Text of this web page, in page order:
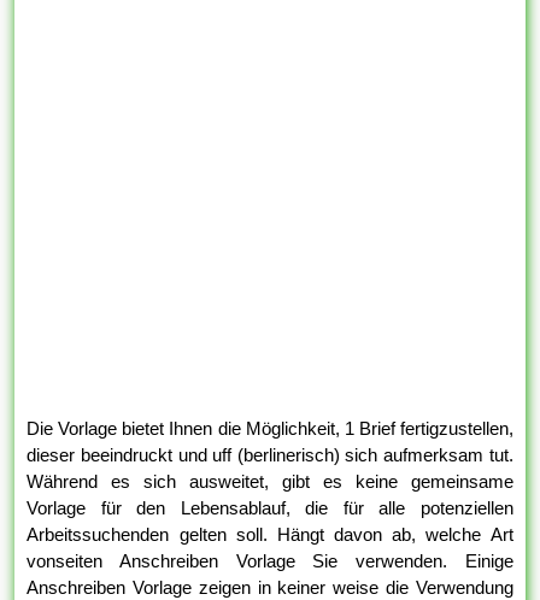
Die Vorlage bietet Ihnen die Möglichkeit, 1 Brief fertigzustellen,
dieser beeindruckt und uff (berlinerisch) sich aufmerksam tut.
Während es sich ausweitet, gibt es keine gemeinsame
Vorlage für den Lebensablauf, die für alle potenziellen
Arbeitssuchenden gelten soll. Hängt davon ab, welche Art
vonseiten Anschreiben Vorlage Sie verwenden. Einige
Anschreiben Vorlage zeigen in keiner weise die Verwendung